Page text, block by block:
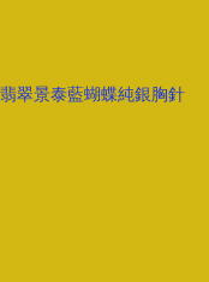
翠景泰藍蝴蝶純銀胸針